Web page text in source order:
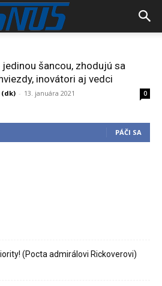
šancou, zhodujú sa
inovátori aj vedci
(dk) - 13. januára 2021 0
PÁČI SA
(Pocta admirálovi Rickoverovi)